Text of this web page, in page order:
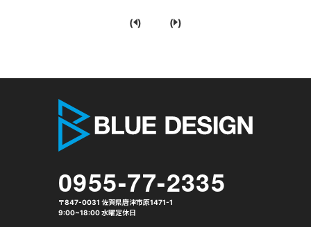
( ) ( )
0955-77-2335
〒847-0031 佐賀県唐津市原1471-1
9:00~18:00 水曜定休日